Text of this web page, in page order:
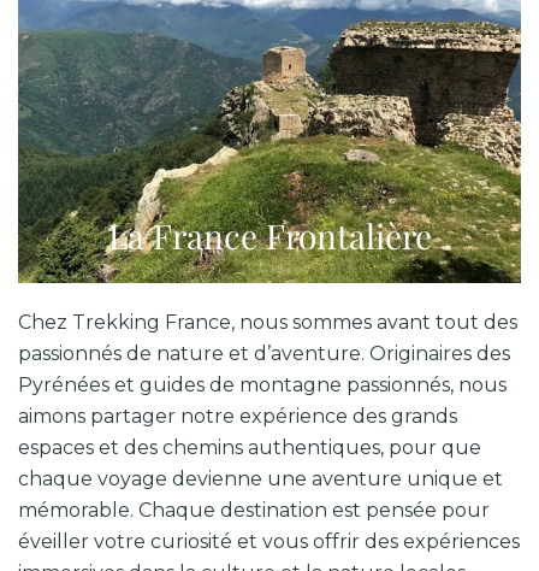
La France Frontalière
Chez Trekking France, nous sommes avant tout des
passionnés de nature et d’aventure. Originaires des
Pyrénées et guides de montagne passionnés, nous
aimons partager notre expérience des grands
espaces et des chemins authentiques, pour que
chaque voyage devienne une aventure unique et
mémorable. Chaque destination est pensée pour
éveiller votre curiosité et vous offrir des expériences